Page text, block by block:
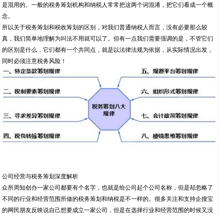
收安排。
从概念来看，我们总结一下税务筹划和税收筹划的区别就是两者的主体不一样，税
务筹划考虑的角度更广泛一点，它包括了税收筹划和纳税筹划。准确讲，当前很多
纳税人的降低税负的做法更应该被称为是纳税筹划。
从实际运用来看，税务筹划和税收筹划的区别几乎等于零，因为它们在一定程度上
是混用的。一般的税务筹划机构和纳税人常常把这两个词混淆，把它们看成一个概
念。
所以关于税务筹划和税收筹划的区别，对我们普通纳税人而言，没有必要那么较
真，我们简单地理解为叫法不用就可以了。但有一点我们需要强调的是，不管它们
的区别是什么，它们都有一个共同点，就是以法律法规为依据，从实际情况出发，
同时必须注意税务风险！